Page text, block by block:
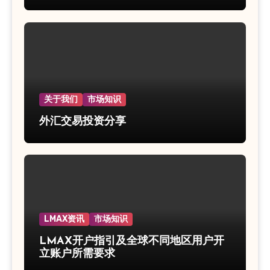
关于我们 市场知识
外汇交易投资分享
LMAX资讯 市场知识
LMAX开户指引及全球不同地区用户开
立账户所需要求